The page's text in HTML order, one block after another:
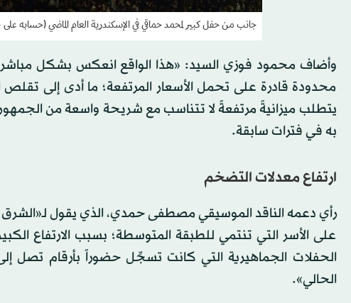
جانب من حفل كبير لمحمد حماقي في الإسكندرية العام الماضي (حسابه
وأضاف محمود فوزي السيد: «هذا الواقع انعكس بشكل
محدودة قادرة على تحمل الأسعار المرتفعة؛ ما أدى إلى
يتطلب ميزانيةً مرتفعةً لا تتناسب مع شريحة واسعة من
به في فترات سابقة.
ارتفاع معدلات التضخم
رأي دعمه الناقد الموسيقي مصطفى حمدي، الذي يقول
على الأسر التي تنتمي للطبقة المتوسطة؛ بسبب الارتفاع
الحالي».